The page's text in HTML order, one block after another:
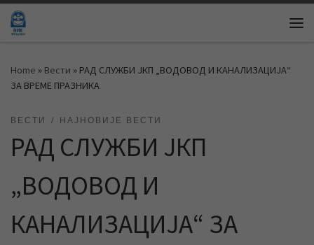
Skip to content
Home » Вести » РАД СЛУЖБИ ЈКП „ВОДОВОД И КАНАЛИЗАЦИЈА“
ЗА ВРЕМЕ ПРАЗНИКА
ВЕСТИ НАЈНОВИЈЕ ВЕСТИ
РАД СЛУЖБИ ЈКП
„ВОДОВОД И
КАНАЛИЗАЦИЈА“ ЗА